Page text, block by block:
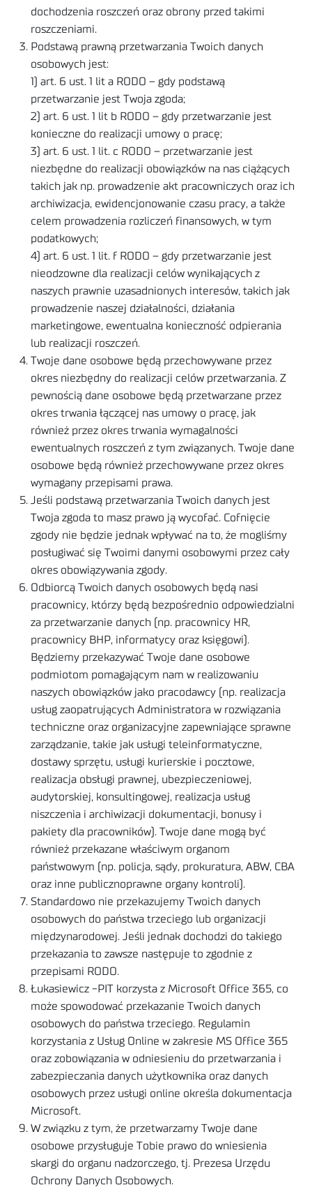
dochodzenia roszczeń oraz obrony przed takimi
roszczeniami.
Podstawą prawną przetwarzania Twoich danych
osobowych jest:
1) art. 6 ust. 1 lit a RODO – gdy podstawą
przetwarzanie jest Twoja zgoda;
2) art. 6 ust. 1 lit b RODO – gdy przetwarzanie jest
konieczne do realizacji umowy o pracę;
3) art. 6 ust. 1 lit. c RODO – przetwarzanie jest
niezbędne do realizacji obowiązków na nas ciążących
takich jak np. prowadzenie akt pracowniczych oraz ich
archiwizacja, ewidencjonowanie czasu pracy, a także
celem prowadzenia rozliczeń finansowych, w tym
podatkowych;
4) art. 6 ust. 1 lit. f RODO – gdy przetwarzanie jest
nieodzowne dla realizacji celów wynikających z
naszych prawnie uzasadnionych interesów, takich jak
prowadzenie naszej działalności, działania
marketingowe, ewentualna konieczność odpierania
lub realizacji roszczeń.
Twoje dane osobowe będą przechowywane przez
okres niezbędny do realizacji celów przetwarzania. Z
pewnością dane osobowe będą przetwarzane przez
okres trwania łączącej nas umowy o pracę, jak
również przez okres trwania wymagalności
ewentualnych roszczeń z tym związanych. Twoje dane
osobowe będą również przechowywane przez okres
wymagany przepisami prawa.
Jeśli podstawą przetwarzania Twoich danych jest
Twoja zgoda to masz prawo ją wycofać. Cofnięcie
zgody nie będzie jednak wpływać na to, że mogliśmy
posługiwać się Twoimi danymi osobowymi przez cały
okres obowiązywania zgody.
Odbiorcą Twoich danych osobowych będą nasi
pracownicy, którzy będą bezpośrednio odpowiedzialni
za przetwarzanie danych (np. pracownicy HR,
pracownicy BHP, informatycy oraz księgowi).
Będziemy przekazywać Twoje dane osobowe
podmiotom pomagającym nam w realizowaniu
naszych obowiązków jako pracodawcy (np. realizacja
usług zaopatrujących Administratora w rozwiązania
techniczne oraz organizacyjne zapewniające sprawne
zarządzanie, takie jak usługi teleinformatyczne,
dostawy sprzętu, usługi kurierskie i pocztowe,
realizacja obsługi prawnej, ubezpieczeniowej,
audytorskiej, konsultingowej, realizacja usług
niszczenia i archiwizacji dokumentacji, bonusy i
pakiety dla pracowników). Twoje dane mogą być
również przekazane właściwym organom
państwowym (np. policja, sądy, prokuratura, ABW, CBA
oraz inne publicznoprawne organy kontroli).
Standardowo nie przekazujemy Twoich danych
osobowych do państwa trzeciego lub organizacji
międzynarodowej. Jeśli jednak dochodzi do takiego
przekazania to zawsze następuje to zgodnie z
przepisami RODO.
Łukasiewicz -PIT korzysta z Microsoft Office 365, co
może spowodować przekazanie Twoich danych
osobowych do państwa trzeciego. Regulamin
korzystania z Usług Online w zakresie MS Office 365
oraz zobowiązania w odniesieniu do przetwarzania i
zabezpieczania danych użytkownika oraz danych
osobowych przez usługi online określa dokumentacja
Microsoft.
W związku z tym, że przetwarzamy Twoje dane
osobowe przysługuje Tobie prawo do wniesienia
skargi do organu nadzorczego, tj. Prezesa Urzędu
Ochrony Danych Osobowych.